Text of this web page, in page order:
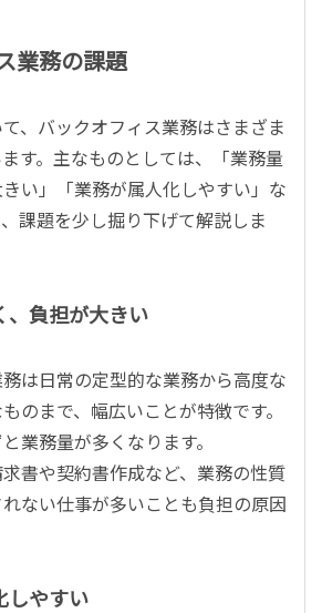
業務の課題
、バックオフィス業務はさまざま
す。主なものとしては、「業務量
い」「業務が属人化しやすい」な
課題を少し掘り下げて解説しま
、負担が大きい
は日常の定型的な業務から高度な
のまで、幅広いことが特徴です。
業務量が多くなります。
書や契約書作成など、業務の性質
ない仕事が多いことも負担の原因
しやすい